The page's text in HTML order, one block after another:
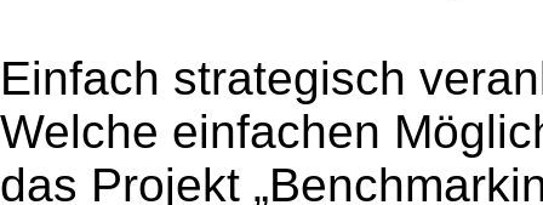
Einfach strategisch
Welche einfachen
das Projekt